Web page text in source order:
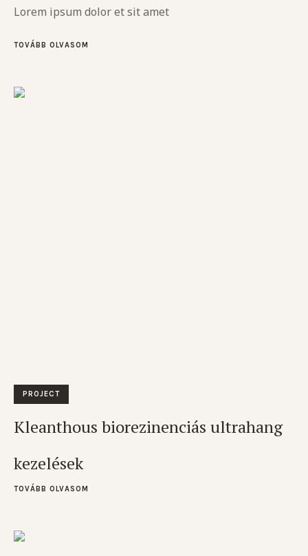
Lorem ipsum dolor et sit amet
TOVÁBB OLVASOM
PROJECT
Kleanthous biorezinenciás ultrahang
kezelések
TOVÁBB OLVASOM